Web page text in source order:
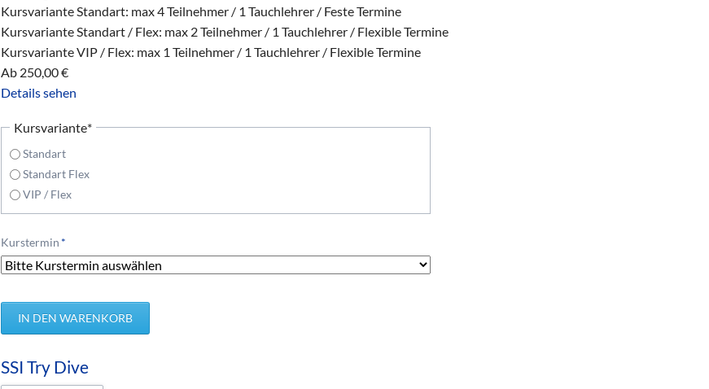
Kursvariante Standart: max 4 Teilnehmer / 1 Tauchlehrer / Feste Termine
Kursvariante Standart / Flex: max 2 Teilnehmer / 1 Tauchlehrer / Flexible Termine
Kursvariante VIP / Flex: max 1 Teilnehmer / 1 Tauchlehrer / Flexible Termine
Ab 250,00€
Details sehen
Pflichtfeld
Kursvariante*
Standart
Standart Flex
VIP / Flex
Pflichtfeld
Kurstermin *
SSI Try Dive